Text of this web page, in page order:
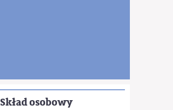
Skład osobowy